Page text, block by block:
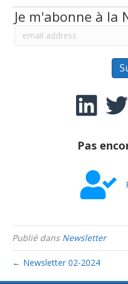
Je m'abonne à la
Pas
Publié dans Newsletter
← Newsletter 02-2024